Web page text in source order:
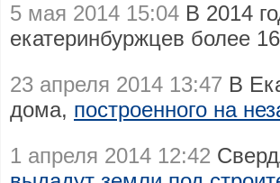
5 мая 2014 15:04 В 2014
екатеринбуржцев более
23 апреля 2014 13:47 В
дома, построенного на
1 апреля 2014 12:42